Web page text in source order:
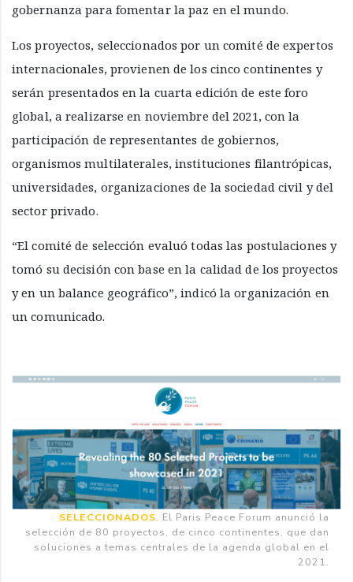
gobernanza para fomentar la paz en el mundo.
Los proyectos, seleccionados por un comité de expertos
internacionales, provienen de los cinco continentes y
serán presentados en la cuarta edición de este foro
global, a realizarse en noviembre del 2021, con la
participación de representantes de gobiernos,
organismos multilaterales, instituciones filantrópicas,
universidades, organizaciones de la sociedad civil y del
sector privado.
“El comité de selección evaluó todas las postulaciones y
tomó su decisión con base en la calidad de los proyectos
y en un balance geográfico”, indicó la organización en
un comunicado.
SELECCIONADOS. El Paris Peace Forum anunció la
selección de 80 proyectos, de cinco continentes, que dan
soluciones a temas centrales de la agenda global en el
2021.